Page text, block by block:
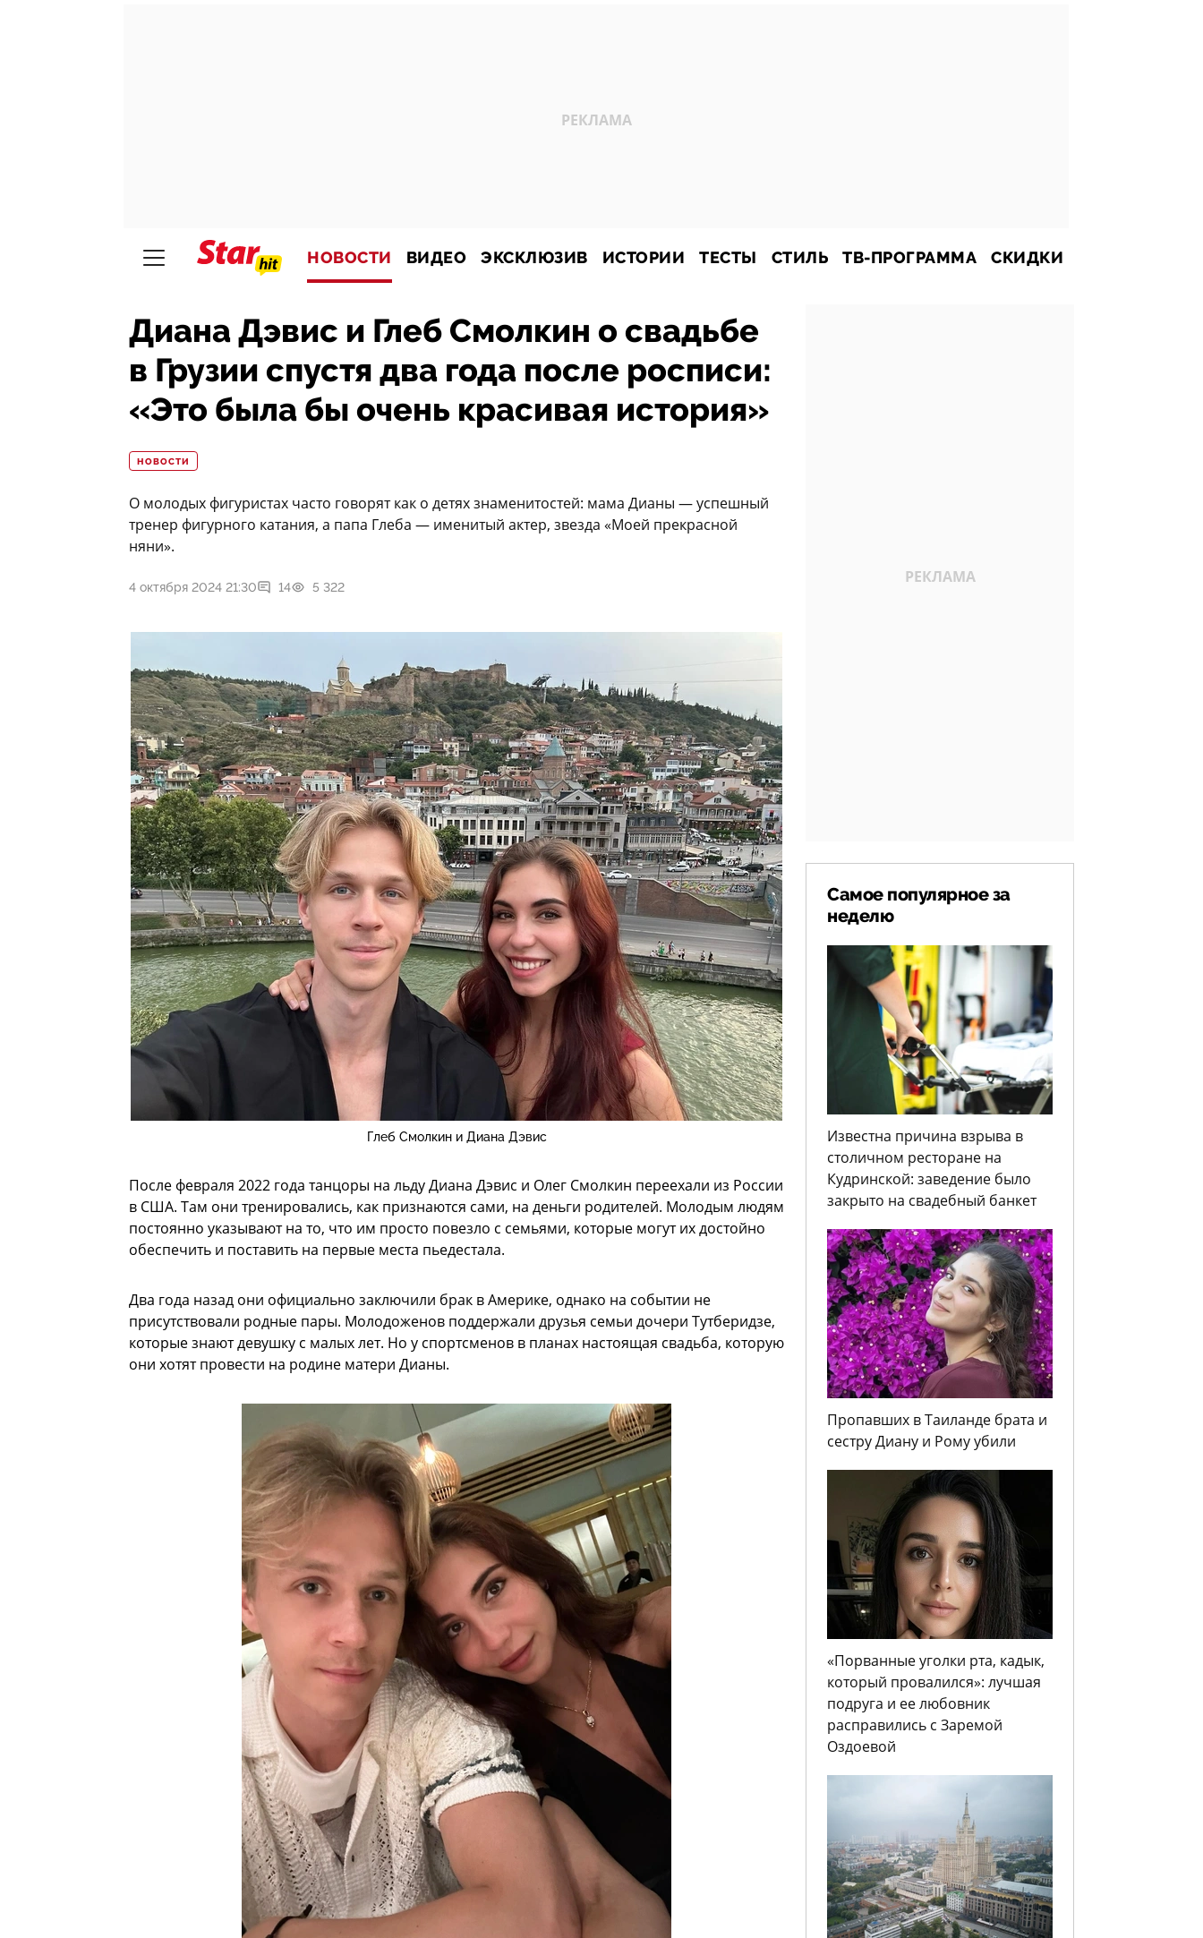
НОВОСТИ ВИДЕО ЭКСКЛЮЗИВ ИСТОРИИ ТЕСТЫ СТИЛЬ ТВ-ПРОГРАММА СКИДКИ
Диана Дэвис и Глеб Смолкин о свадьбе
в Грузии спустя два года после росписи:
«Это была бы очень красивая история»
НОВОСТИ
О молодых фигуристах часто говорят как о детях знаменитостей: мама Дианы — успешный
тренер фигурного катания, а папа Глеба — именитый актер, звезда «Моей прекрасной
няни».
4 октября 2024 21:30 14 5 322
Глеб Смолкин и Диана Дэвис
После февраля 2022 года танцоры на льду Диана Дэвис и Олег Смолкин переехали из России
в США. Там они тренировались, как признаются сами, на деньги родителей. Молодым людям
постоянно указывают на то, что им просто повезло с семьями, которые могут их достойно
обеспечить и поставить на первые места пьедестала.
Два года назад они официально заключили брак в Америке, однако на событии не
присутствовали родные пары. Молодоженов поддержали друзья семьи дочери Тутберидзе,
которые знают девушку с малых лет. Но у спортсменов в планах настоящая свадьба, которую
они хотят провести на родине матери Дианы.
Самое популярное за
неделю
Известна причина взрыва в
столичном ресторане на
Кудринской: заведение было
закрыто на свадебный банкет
Пропавших в Таиланде брата и
сестру Диану и Рому убили
«Порванные уголки рта, кадык,
который провалился»: лучшая
подруга и ее любовник
расправились с Заремой
Оздоевой